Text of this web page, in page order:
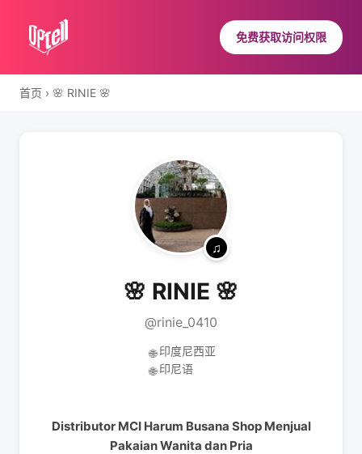
免费获取访问权限
首页 › 🌸 RINIE 🌸
🌸 RINIE 🌸
@rinie_0410
🌐 印度尼西亚
🌐 印尼语
Distributor MCI Harum Busana Shop Menjual
Pakaian Wanita dan Pria